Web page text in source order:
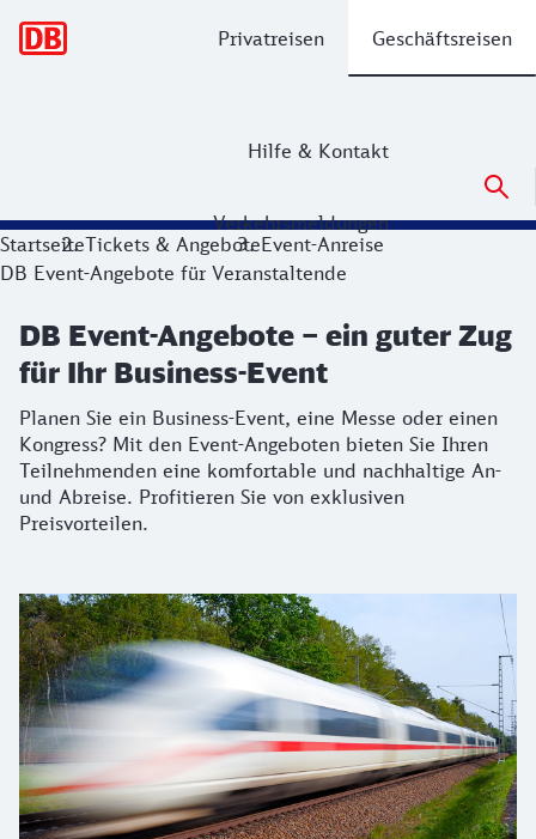
Privatreisen Geschäftsreisen
Hilfe & Kontakt
Verkehrsmeldungen
DB Event-Angebote – ein guter Zug
Planen Sie ein Business-Event, eine Messe oder einen
StartseiteTickets & AngeboteEvent-Anreise
DB Event-Angebote für Veranstaltende
DB Event-Angebote – ein guter Zug
für Ihr Business-Event
Planen Sie ein Business-Event, eine Messe oder einen
Kongress? Mit den Event-Angeboten bieten Sie Ihren
Teilnehmenden eine komfortable und nachhaltige An-
und Abreise. Profitieren Sie von exklusiven
Preisvorteilen.